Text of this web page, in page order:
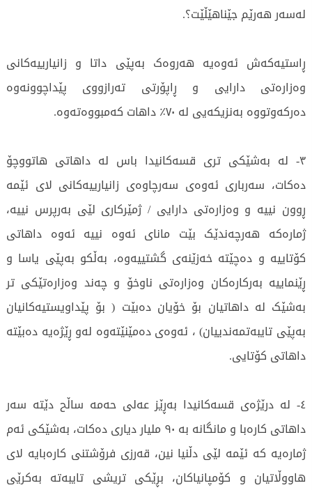
لەسەر هەرێم جێناهێڵێت؟.
ڕاستیەکەش ئەوەیە هەروەک بەپێی داتا و زانیارییەکانی
وەزارەتی دارایی و ڕاپۆرتی تەرازووی پێداچوونەوە
دەرکەوتووە بەنزیکەیی لە ٧٠٪ داهات کەمبووەتەوە.
٣- لە بەشێکی تری قسەکانیدا باس لە داهاتی هاتووچۆ
دەکات، سەرباری ئەوەی سەرچاوەی زانیارییەکانی لای ئێمە
ڕوون نییە و وەزارەتی دارایی / ژمێرکاری لێی بەرپرس نییە،
ژمارەکە هەرچەندێک بێت مانای ئەوە نییە ئەوە داهاتی
کۆتاییە و دەچێتە خەزێنەی گشتییەوە، بەڵکو بەپێی یاسا و
ڕێنماییە بەرکارەکان وەزارەتی ناوخۆ و چەند وەزارەتێكی تر
بەشێک لە داهاتیان بۆ خۆیان دەبێت ( بۆ پێداویستیەکانیان
بەپێی تایبەتمەندییان) ، ئەوەی دەمێنێتەوە لەو ڕێژەیە دەبێتە
داهاتی کۆتایی.
٤- لە درێژەی قسەکانیدا بەڕێز عەلی حەمە ساڵح دێتە سەر
داهاتی کارەبا و مانگانە بە ٩٠ ملیار دیاری دەکات، بەشێکی ئەم
ژمارەیە کە ئێمە لێی دڵنیا نین، قەرزی فرۆشتنی کارەبایە لای
هاووڵاتیان و کۆمپانیاکان، بڕێکی تریشی تایبەتە بەکرێی